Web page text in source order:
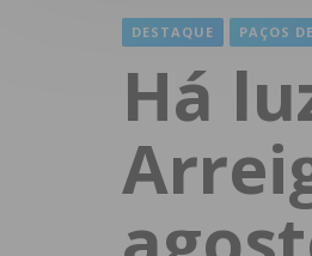
DESTAQUE PAÇOS
Há